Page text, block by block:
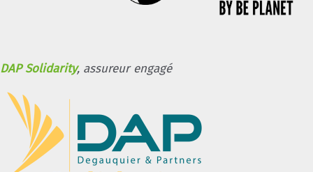
DAP Solidarity, assureur engagé